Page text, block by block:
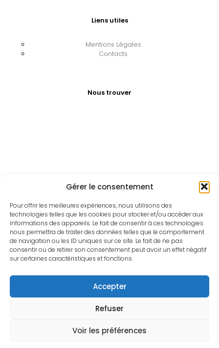
Gérer le consentement
Pour offrir les meilleures expériences, nous utilisons des
technologies telles que les cookies pour stocker et/ou accéder aux
informations des appareils. Le fait de consentir à ces technologies
nous permettra de traiter des données telles que le comportement
de navigation ou les ID uniques sur ce site. Le fait de ne pas
consentir ou de retirer son consentement peut avoir un effet négatif
sur certaines caractéristiques et fonctions.
Accepter
Refuser
Voir les préférences
Liens utiles
Mentions Légales
Contacts
Nous trouver
© 2024 Mode Première Femmes